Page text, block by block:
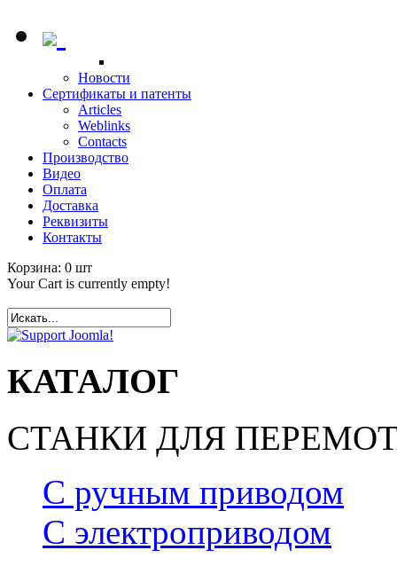
Новости
Сертификаты и патенты
Articles
Weblinks
Contacts
Производство
Видео
Оплата
Доставка
Реквизиты
Контакты
Корзина: 0 шт
Your Cart is currently empty!
КАТАЛОГ
СТАНКИ ДЛЯ
С ручным приводом
С электроприводом